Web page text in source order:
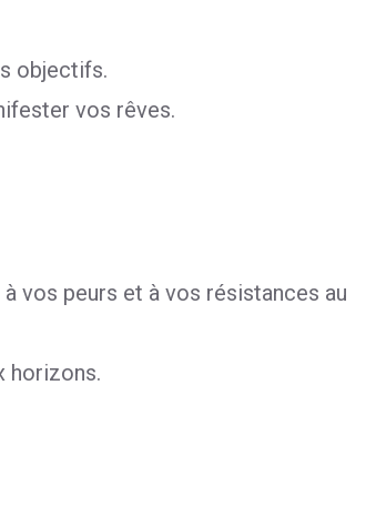
objectifs.
vos rêves.
vos peurs et à vos résistances au
horizons.